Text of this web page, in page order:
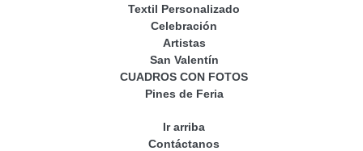
Textil Personalizado
Celebración
Artistas
San Valentín
CUADROS CON FOTOS
Pines de Feria
Ir arriba
Contáctanos